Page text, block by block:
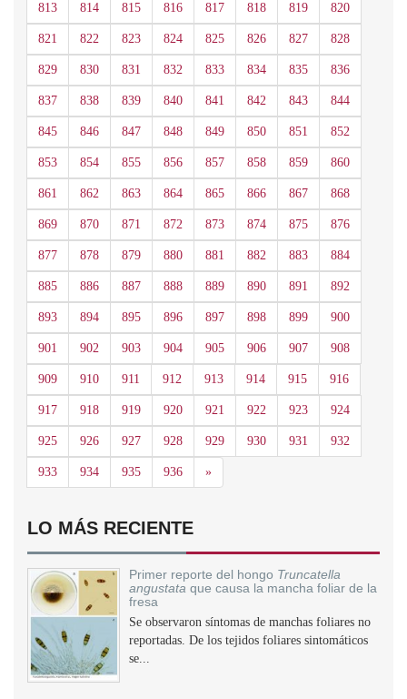
813 814 815 816 817 818 819 820
821 822 823 824 825 826 827 828
829 830 831 832 833 834 835 836
837 838 839 840 841 842 843 844
845 846 847 848 849 850 851 852
853 854 855 856 857 858 859 860
861 862 863 864 865 866 867 868
869 870 871 872 873 874 875 876
877 878 879 880 881 882 883 884
885 886 887 888 889 890 891 892
893 894 895 896 897 898 899 900
901 902 903 904 905 906 907 908
909 910 911 912 913 914 915 916
917 918 919 920 921 922 923 924
925 926 927 928 929 930 931 932
933 934 935 936 »Siguiente
LO MÁS RECIENTE
Primer reporte del hongo Truncatella
angustata que causa la mancha foliar de la
fresa
Se observaron síntomas de manchas foliares no
reportadas. De los tejidos foliares sintomáticos
se...